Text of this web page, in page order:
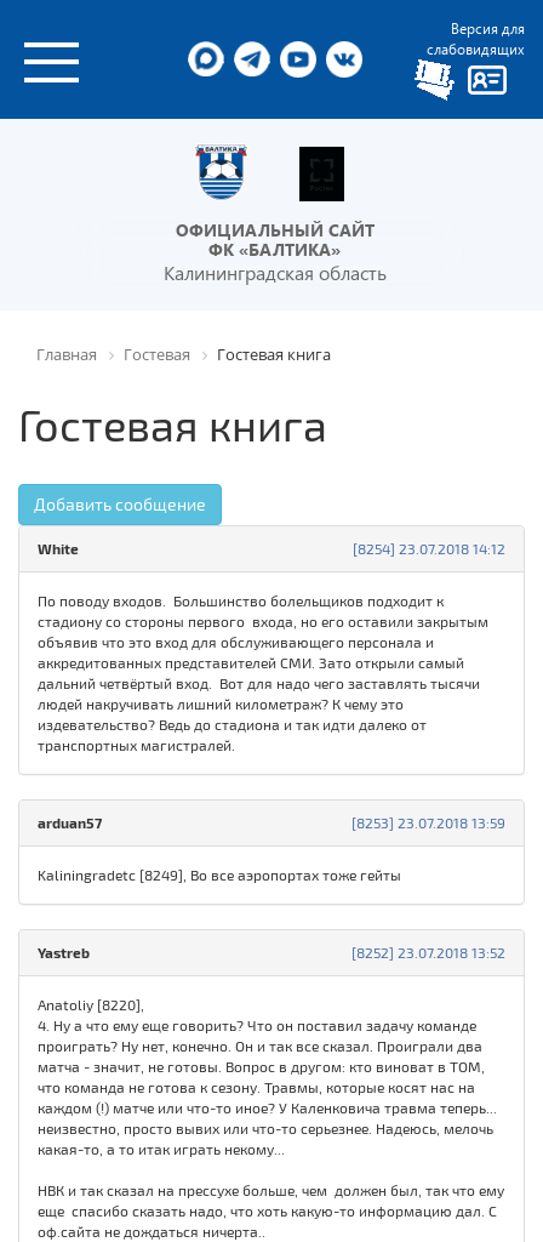
Версия для
слабовидящих
ОФИЦИАЛЬНЫЙ САЙТ
ФК «БАЛТИКА»
Калининградская область
Главная Гостевая Гостевая книга
Гостевая книга
Добавить сообщение
[8254] 23.07.2018 14:12
White
По поводу входов. Большинство болельщиков подходит к
стадиону со стороны первого входа, но его оставили закрытым
объявив что это вход для обслуживающего персонала и
аккредитованных представителей СМИ. Зато открыли самый
дальний четвёртый вход. Вот для надо чего заставлять тысячи
людей накручивать лишний километраж? К чему это
издевательство? Ведь до стадиона и так идти далеко от
транспортных магистралей.
[8253] 23.07.2018 13:59
arduan57
Kaliningradetc [8249], Во все аэропортах тоже гейты
[8252] 23.07.2018 13:52
Yastreb
Anatoliy [8220],
4. Ну а что ему еще говорить? Что он поставил задачу команде
проиграть? Ну нет, конечно. Он и так все сказал. Проиграли два
матча - значит, не готовы. Вопрос в другом: кто виноват в ТОМ,
что команда не готова к сезону. Травмы, которые косят нас на
каждом (!) матче или что-то иное? У Каленковича травма теперь...
неизвестно, просто вывих или что-то серьезнее. Надеюсь, мелочь
какая-то, а то итак играть некому...
НВК и так сказал на прессухе больше, чем должен был, так что ему
еще спасибо сказать надо, что хоть какую-то информацию дал. С
оф.сайта не дождаться ничерта..